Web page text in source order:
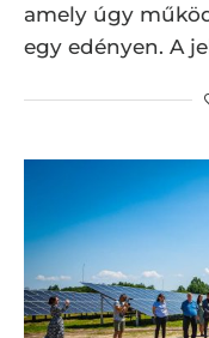
amely úgy
egy edényen. A